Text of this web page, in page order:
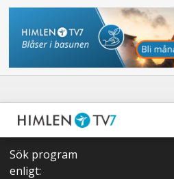
Sök program
enligt: